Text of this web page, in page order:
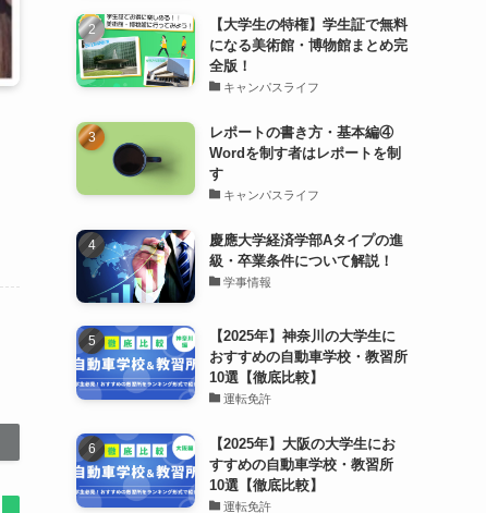
【大学生の特権】学生証で無料
になる美術館・博物館まとめ完
全版！
キャンパスライフ
レポートの書き方・基本編④
Wordを制す者はレポートを制
す
キャンパスライフ
慶應大学経済学部Aタイプの進
級・卒業条件について解説！
学事情報
【2025年】神奈川の大学生に
おすすめの自動車学校・教習所
10選【徹底比較】
運転免許
【2025年】大阪の大学生にお
すすめの自動車学校・教習所
10選【徹底比較】
運転免許